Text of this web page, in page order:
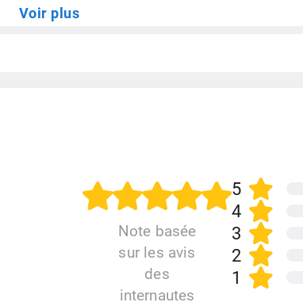
Recharge rapide
Voir plus
Note basée
sur les avis
des
internautes
5
4
3
2
1